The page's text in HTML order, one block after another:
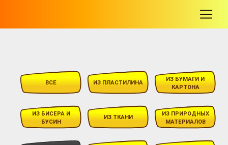
ВСЕ ИЗ ПЛАСТИЛИНА
ИЗ БУМАГИ И
КАРТОНА
ИЗ БИСЕРА И
БУСИН
ИЗ ТКАНИ
ИЗ ПРИРОДНЫХ
МАТЕРИАЛОВ